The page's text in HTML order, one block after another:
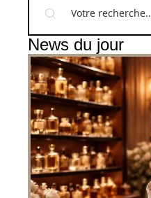
News du jour